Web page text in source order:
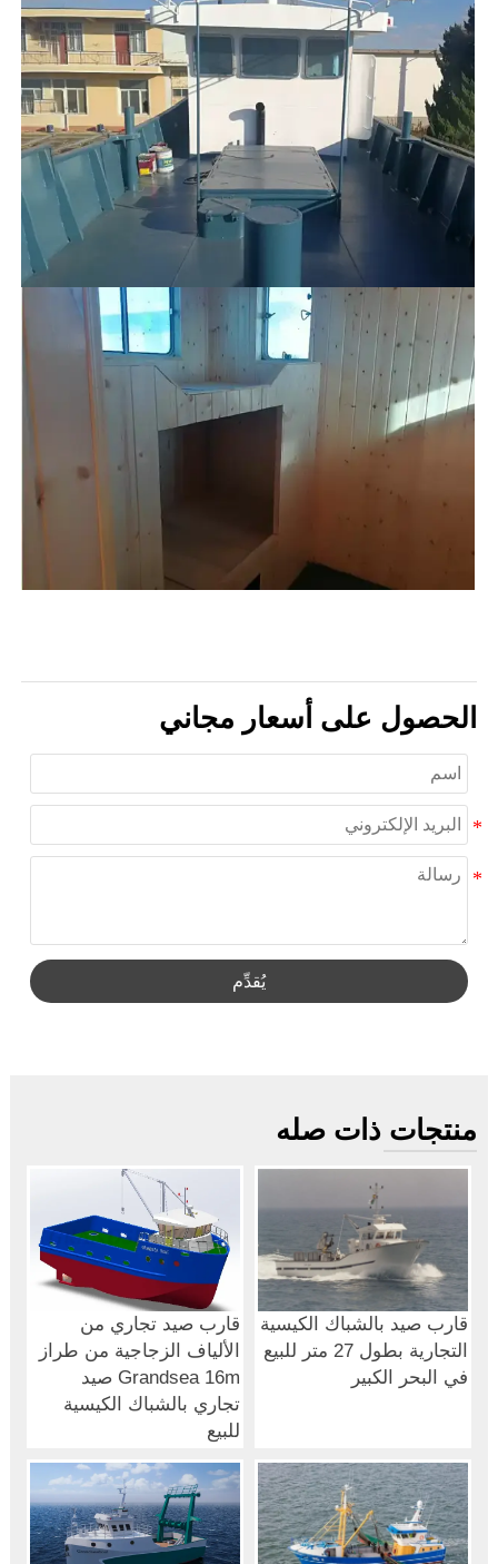
الحصول على أسعار مجاني
يُقدِّم
منتجات ذات صله
قارب صيد تجاري من
الألياف الزجاجية من طراز
Grandsea 16m صيد
تجاري بالشباك الكيسية
للبيع
قارب صيد بالشباك الكيسية
التجارية بطول 27 متر للبيع
في البحر الكبير